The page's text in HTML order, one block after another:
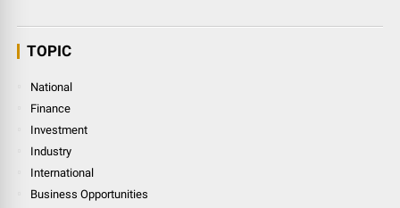
TOPIC
National
Finance
Investment
Industry
International
Business Opportunities